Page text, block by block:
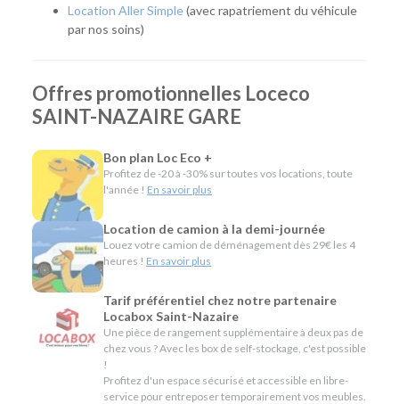
Notre agence met à votre disposition une flotte complète
pour répondre à tous les usages :
ville.
Routières, SUV et monospaces pour les vacances ou
les longs trajets.
Minibus pour voyager en groupe.
Utilitaires de différentes capacités pour un
déménagement, des travaux ou le transport de
matériel.
L'esprit Loc Eco
Depuis plus de 40 ans, Loc Eco propose une location de
véhicules simple, économique et accessible. À Saint-Nazaire
Gare, nous mettons cette philosophie au service de tous
vos projets grâce à une agence de proximité, un large choix
de véhicules et des services pensés pour vous simplifier la
location, que vous soyez de passage ou habitant de la
Location Aller Simple(avec rapatriement du véhicule
par nos soins)
Offres promotionnelles Loceco
SAINT-NAZAIRE GARE
Bon plan Loc Eco +
Profitez de -20 à -30% sur toutes vos locations, toute
l'année ! En savoir plus
Location de camion à la demi-journée
Louez votre camion de déménagement dès 29€ les 4
heures ! En savoir plus
Tarif préférentiel chez notre partenaire
Locabox Saint-Nazaire
Une pièce de rangement supplémentaire à deux pas de
chez vous ? Avec les box de self-stockage, c'est possible
!
Profitez d'un espace sécurisé et accessible en libre-
service pour entreposer temporairement vos meubles.